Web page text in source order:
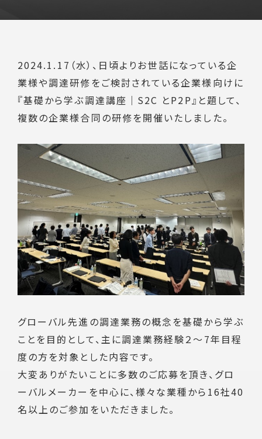
2024.1.17（水）、日頃よりお世話になっている企
業様や調達研修をご検討されている企業様向けに
『基礎から学ぶ調達講座｜S2C とP2P』と題して、
複数の企業様合同の研修を開催いたしました。
グローバル先進の調達業務の概念を基礎から学ぶ
ことを目的として、主に調達業務経験２～7年目程
度の方を対象とした内容です。
大変ありがたいことに多数のご応募を頂き、グロ
ーバルメーカーを中心に、様々な業種から16社40
名以上のご参加をいただきました。